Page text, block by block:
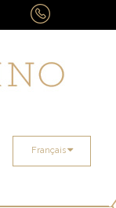
Français